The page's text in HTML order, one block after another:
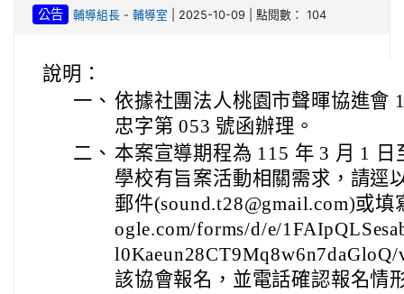
公告 輔導組長- 輔導室 | 2025-10-09 | 點閱數： 104
說明：
一、 依據社團法人桃園市聲暉協進會
忠字第 053 號函辦理。
二、 本案宣導期程為 115 年 3 月 1
學校有旨案活動相關需求，請逕
郵件(sound.t28@gmail.com)或
ogle.com/forms/d/e/
該協會報名，並電話確認報名情